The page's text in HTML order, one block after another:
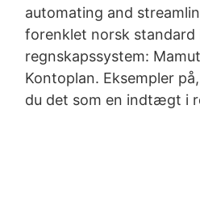
automating and
forenklet norsk
regnskapssystem:
Kontoplan. Eksempler
du det som en indtægt i